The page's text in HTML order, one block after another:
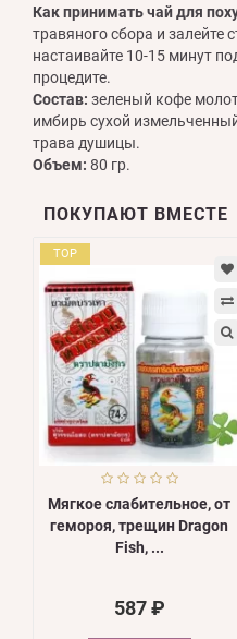
Как принимать чай для
травяного сбора и
настаивайте 10-15 минут
процедите.
Состав: зеленый кофе
имбирь сухой
трава душицы.
Объем: 80 гр.
ПОКУПАЮТ ВМЕСТЕ
TOP
Мягкое слабительное, от
гемороя, трещин Dragon
Fish, ...
587 ₽